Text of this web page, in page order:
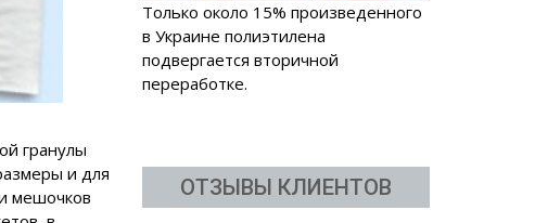
гранулы
и для
мешочков
Только около 15% произведенного
в Украине полиэтилена
подвергается вторичной
переработке.
ОТЗЫВЫ КЛИЕНТОВ